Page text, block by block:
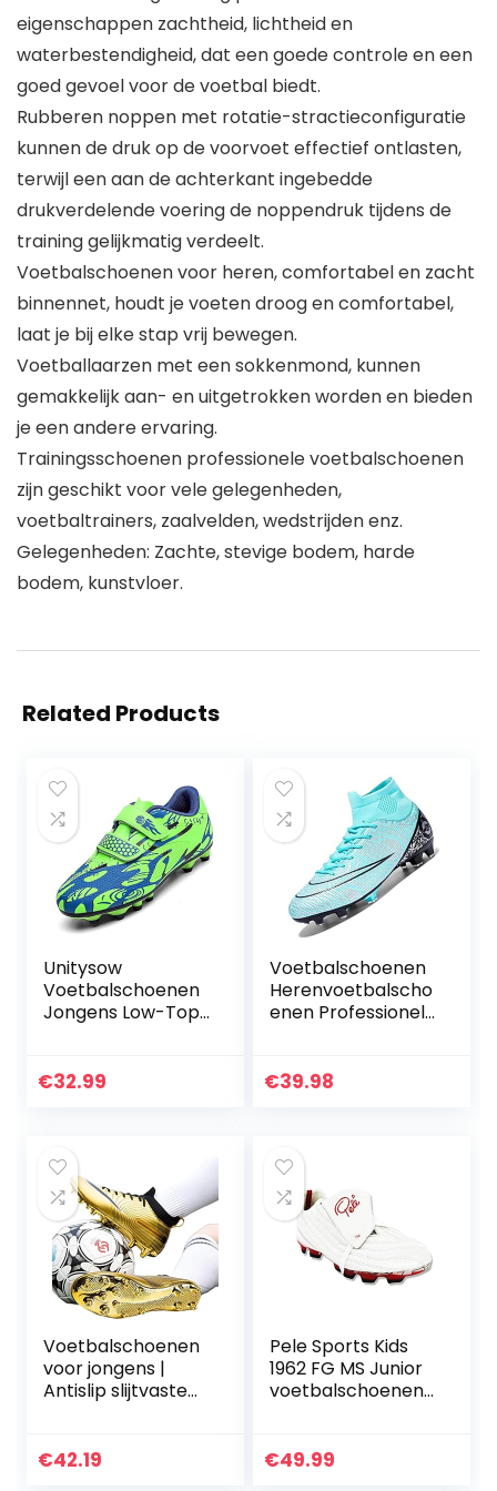
eigenschappen zachtheid, lichtheid en
waterbestendigheid, dat een goede controle en een
goed gevoel voor de voetbal biedt.
Rubberen noppen met rotatie-stractieconfiguratie
kunnen de druk op de voorvoet effectief ontlasten,
terwijl een aan de achterkant ingebedde
drukverdelende voering de noppendruk tijdens de
training gelijkmatig verdeelt.
Voetbalschoenen voor heren, comfortabel en zacht
binnennet, houdt je voeten droog en comfortabel,
laat je bij elke stap vrij bewegen.
Voetballaarzen met een sokkenmond, kunnen
gemakkelijk aan- en uitgetrokken worden en bieden
je een andere ervaring.
Trainingsschoenen professionele voetbalschoenen
zijn geschikt voor vele gelegenheden,
voetbaltrainers, zaalvelden, wedstrijden enz.
Gelegenheden: Zachte, stevige bodem, harde
bodem, kunstvloer.
Related Products
Unitysow
Voetbalschoenen
Jongens Low-Top
Kinderen Teenage
Professionele
Trainingsschoenen
Soccer Schoenen
28-38
€32.99
Voetbalschoenen
Herenvoetbalscho
enen Professionele
trijdschoenen
€39.98
Voetbalschoenen
voor jongens |
Antislip slijtvaste
jongens,Schoenpla
€42.19
Pele Sports Kids
1962 FG MS Junior
voetbalschoenen
€49.99